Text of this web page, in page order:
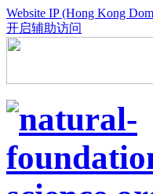
Website IP (Hong Kong
开启辅助访问